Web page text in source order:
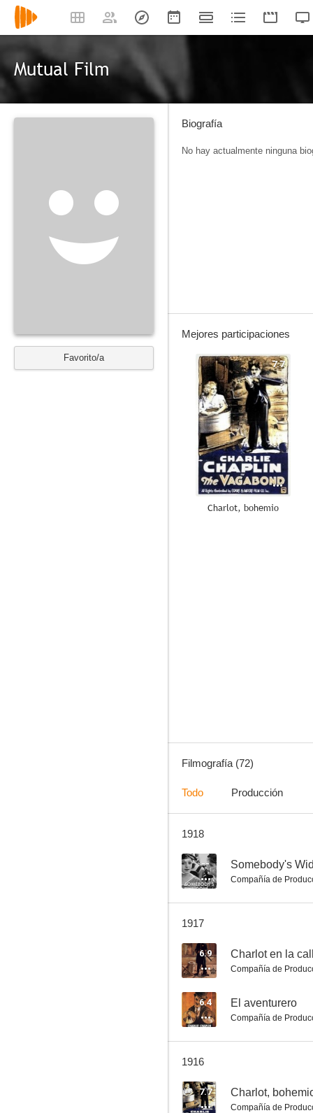
Mutual Film
Favorito/a
Biografía
No hay actualmente ninguna
Mejores participaciones
7.7
Charlot, bohemio
6.0
Mabel's Blunder
5.0
Filmografía (72)
Todo Producción
1918
-- Somebody's
Compañía de
1917
6.9 Charlot en la
Compañía de
6.4 El aventurero
Compañía de
1916
7.7 Charlot,
Compañía de